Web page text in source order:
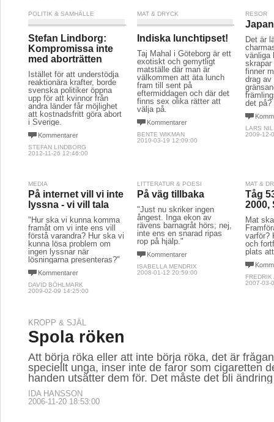
POLITIK & SAMHÄLLE
Stefan Lindborg:
Kompromissa inte
med aborträtten
Istället för att understödja
reaktionära krafter, borde
svenska politiker öppna
upp för att kvinnor från
andra länder får möjlighet
att kostnadsfritt göra abort
i Sverige.
Kommentarer
STEFAN LINDBORG
2012-11-26 12:46:00
MAT & DRYCK
Indiska lunchtipset!
Taj Mahal i Göteborg är ett
exotiskt och gemytligt
matställe där man är
välkommen att äta lunch
fram till sent på
eftermiddagen och där det
finns sex olika rätter att
välja på.
Kommentarer
BENTE WIKMAN
2010-03-19 12:09:00
RESOR
Det är
vänliga
skrapar
finner
drag av
det på?
LARS
2009-12-
MEDIA
På internet vill vi inte
lyssna - vi vill tala
"Hur ska vi kunna komma
framåt om vi inte ens vill
förstå varandra? Hur ska vi
kunna lösa problem om
ingen lyssnar när
lösningarna presenteras?"
Kommentarer
DAVID BÖHLMARK
2009-02-09 14:25:00
LITTERATUR & POESI
På väg tillbaka
"Just nu skriker ingen
ångest. Inga ekon av
rävens barnagråt hörs; nej,
inte ens en snarad ripas
rop på hjälp."
Kommentarer
ISABELLA MENDRIX
2008-01-12 20:59:00
MAT &
Tåg
2000,
Mat
varför?
och
plats
FREDRIK
2007-03-
KROPP & SJÄL
Spola röken
Att börja röka eller att inte börja röka, det är
speciellt unga, inser inte de faror som cigaretten
handen utsätter dem för. Det måste det bli
IDA HANSSON
2006-11-20 18:53:00